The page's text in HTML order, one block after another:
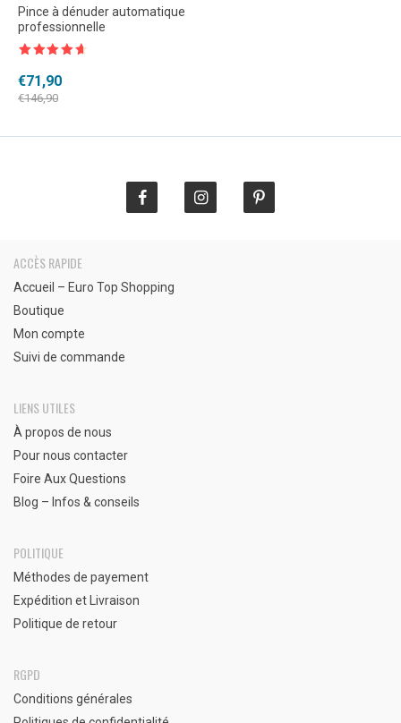
Pince à dénuder automatique
professionnelle
€146,90
Le
prix
€71,90
Le
prix
ACCÈS RAPIDE
Accueil – Euro Top Shopping
Boutique
Mon compte
Suivi de commande
LIENS UTILES
À propos de nous
Pour nous contacter
Foire Aux Questions
Blog – Infos & conseils
POLITIQUE
Méthodes de payement
Expédition et Livraison
Politique de retour
RGPD
Conditions générales